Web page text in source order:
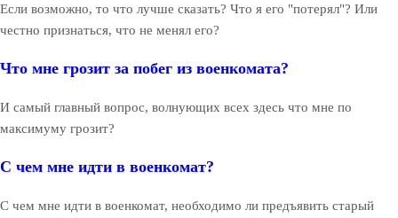
Если возможно, то что лучше сказать? Что я его "потерял"? Или
честно признаться, что не менял его?
Что мне грозит за побег из военкомата?
И самый главный вопрос, волнующих всех здесь что мне по
максимуму грозит?
С чем мне идти в военкомат?
С чем мне идти в военкомат, необходимо ли предъявить старый